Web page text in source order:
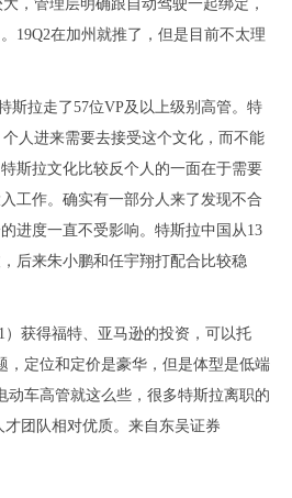
，管理层明确跟自动驾驶一起绑定，
19Q2在加州就推了，但是目前不太理
斯拉走了57位VP及以上级别高管。特
人进来需要去接受这个文化，而不能
斯拉文化比较反个人的一面在于需要
工作。确实有一部分人来了发现不合
进度一直不受影响。特斯拉中国从13
后来朱小鹏和任宇翔打配合比较稳
）获得福特、亚马逊的投资，可以托
，定位和定价是豪华，但是体型是低端
动车高管就这么些，很多特斯拉离职的
团队相对优质。来自东吴证券